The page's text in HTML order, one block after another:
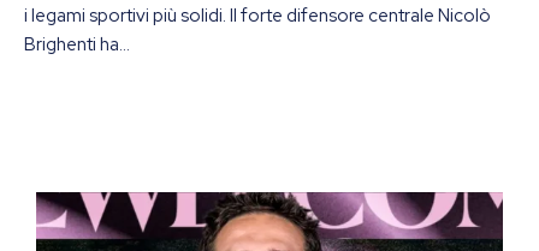
i legami sportivi più solidi. Il forte difensore centrale Nicolò
Brighenti ha...